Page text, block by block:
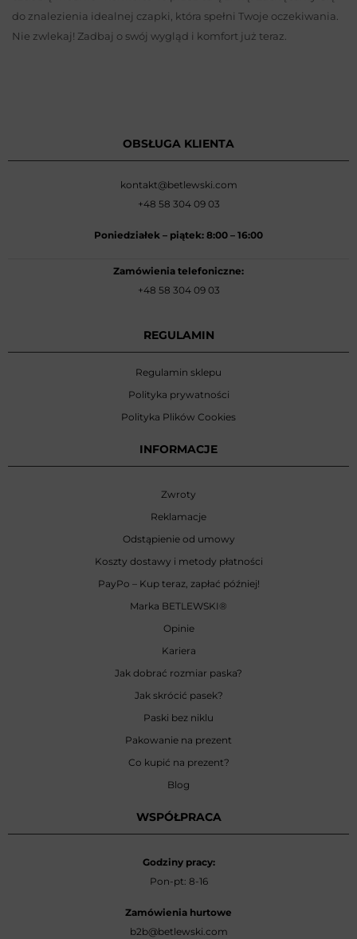
do znalezienia idealnej czapki, która spełni Twoje oczekiwania.
Nie zwlekaj! Zadbaj o swój wygląd i komfort już teraz.
OBSŁUGA KLIENTA
kontakt@betlewski.com
+48 58 304 09 03
Poniedziałek – piątek: 8:00 – 16:00
Zamówienia telefoniczne:
+48 58 304 09 03
REGULAMIN
Regulamin sklepu
Polityka prywatności
Polityka Plików Cookies
INFORMACJE
Zwroty
Reklamacje
Odstąpienie od umowy
Koszty dostawy i metody płatności
PayPo – Kup teraz, zapłać później!
Marka BETLEWSKI®
Opinie
Kariera
Jak dobrać rozmiar paska?
Jak skrócić pasek?
Paski bez niklu
Pakowanie na prezent
Co kupić na prezent?
Blog
WSPÓŁPRACA
Godziny pracy:
Pon-pt: 8-16
Zamówienia hurtowe
b2b@betlewski.com